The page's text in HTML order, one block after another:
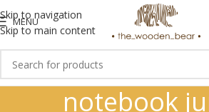
Skip to navigation
Skip to main content
MENU
notebook